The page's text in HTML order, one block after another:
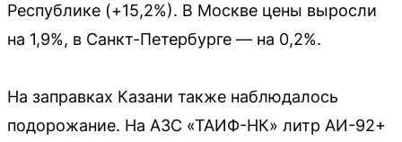
Республике (+15,2%). В Москве цены выросли
на 1,9%, в Санкт-Петербурге — на 0,2%.
На заправках Казани также наблюдалось
подорожание. На АЗС «ТАИФ-НК» литр АИ-92+